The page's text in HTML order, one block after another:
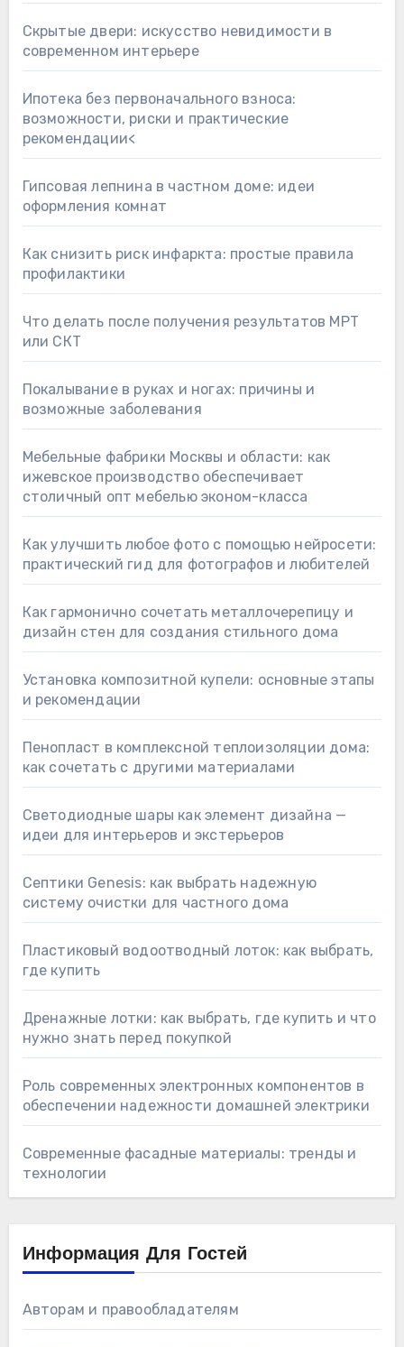
Скрытые двери: искусство невидимости в
современном интерьере
Ипотека без первоначального взноса:
возможности, риски и практические
рекомендации<
Гипсовая лепнина в частном доме: идеи
оформления комнат
Как снизить риск инфаркта: простые правила
профилактики
Что делать после получения результатов МРТ
или СКТ
Покалывание в руках и ногах: причины и
возможные заболевания
Мебельные фабрики Москвы и области: как
ижевское производство обеспечивает
столичный опт мебелью эконом-класса
Как улучшить любое фото с помощью нейросети:
практический гид для фотографов и любителей
Как гармонично сочетать металлочерепицу и
дизайн стен для создания стильного дома
Установка композитной купели: основные этапы
и рекомендации
Пенопласт в комплексной теплоизоляции дома:
как сочетать с другими материалами
Светодиодные шары как элемент дизайна —
идеи для интерьеров и экстерьеров
Септики Genesis: как выбрать надежную
систему очистки для частного дома
Пластиковый водоотводный лоток: как выбрать,
где купить
Дренажные лотки: как выбрать, где купить и что
нужно знать перед покупкой
Роль современных электронных компонентов в
обеспечении надежности домашней электрики
Современные фасадные материалы: тренды и
технологии
Информация Для Гостей
Авторам и правообладателям